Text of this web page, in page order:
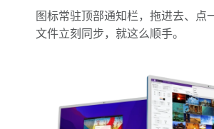
图标常驻顶部通知栏，拖进去、点
文件立刻同步，就这么顺手。